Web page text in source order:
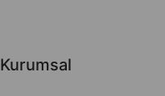
Kurumsal